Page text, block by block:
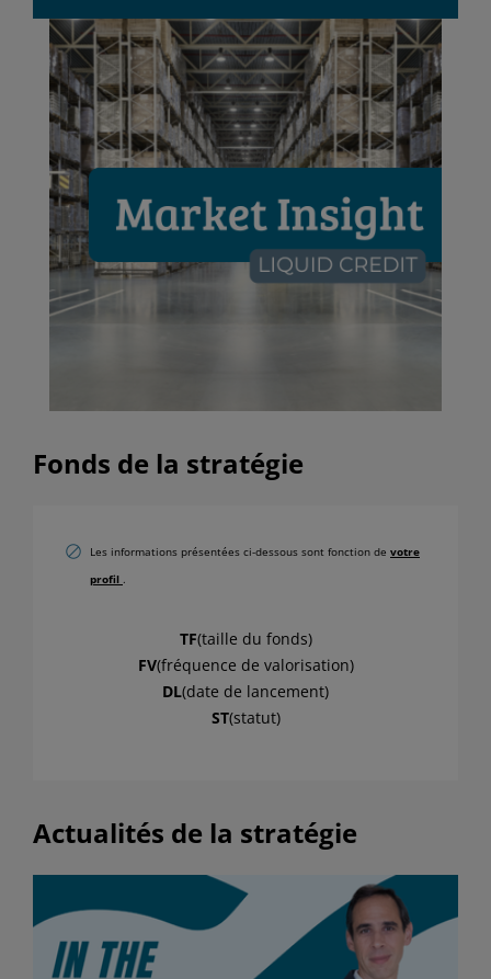
Fonds de la stratégie
Les informations présentées ci-dessous sont fonction de votre
profil
TF(taille du fonds)
FV(fréquence de valorisation)
DL(date de lancement)
ST(statut)
Actualités de la stratégie